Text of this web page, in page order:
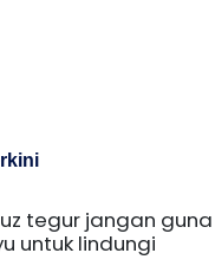
tegur jangan guna
untuk lindungi